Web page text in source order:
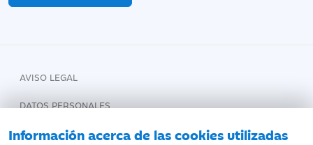
Información acerca de las cookies utilizadas
AVISO LEGAL
DATOS PERSONALES
POLÍTICA DE COOKIES